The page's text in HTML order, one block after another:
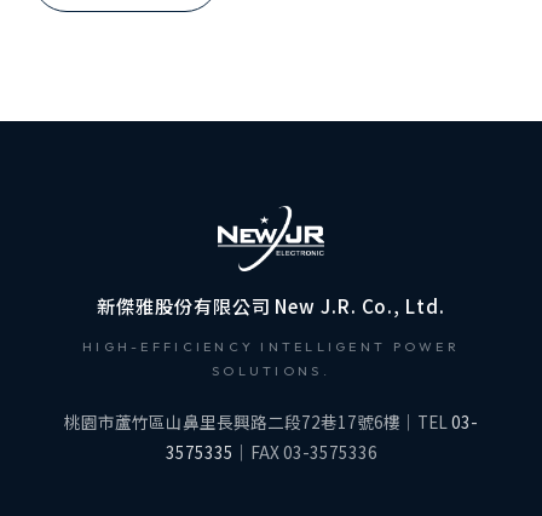
新傑雅股份有限公司 New J.R. Co., Ltd.
HIGH-EFFICIENCY INTELLIGENT POWER
SOLUTIONS.
桃園市蘆竹區山鼻里長興路二段72巷17號6樓｜TEL03-
3575335 ｜FAX 03-3575336